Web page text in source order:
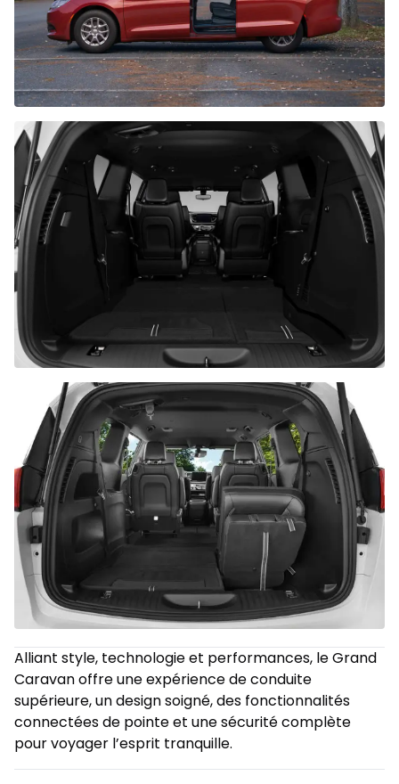
Alliant style, technologie et performances, le Grand
Caravan offre une expérience de conduite
supérieure, un design soigné, des fonctionnalités
connectées de pointe et une sécurité complète
pour voyager l’esprit tranquille.